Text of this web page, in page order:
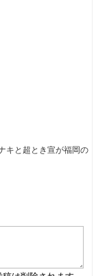
キと超とき宣が福岡の